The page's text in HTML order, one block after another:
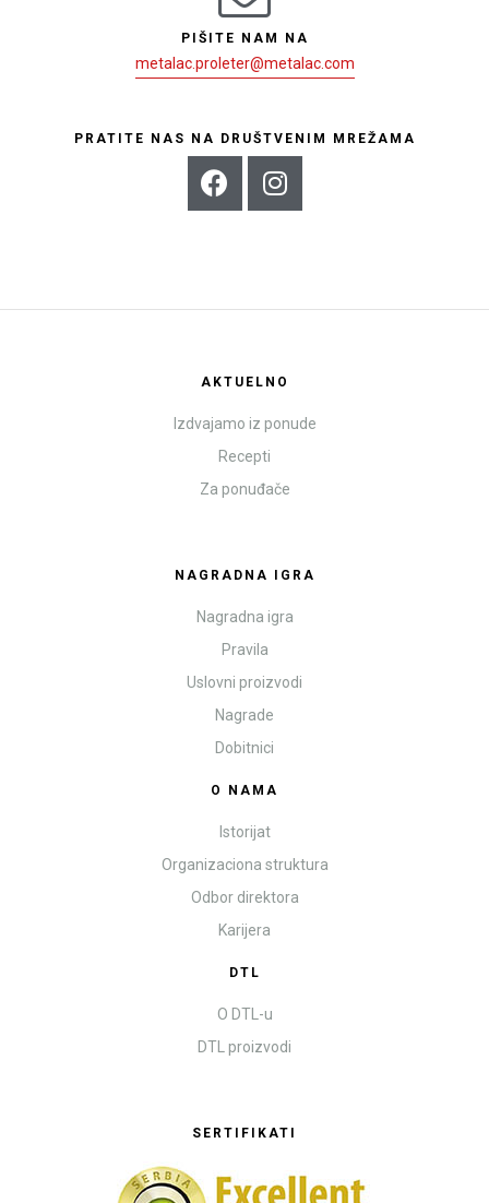
PIŠITE NAM NA
metalac.proleter@metalac.com
PRATITE NAS NA DRUŠTVENIM MREŽAMA
AKTUELNO
Izdvajamo iz ponude
Recepti
Za ponuđače
NAGRADNA IGRA
Nagradna igra
Pravila
Uslovni proizvodi
Nagrade
Dobitnici
O NAMA
Istorijat
Organizaciona struktura
Odbor direktora
Karijera
DTL
O DTL-u
DTL proizvodi
SERTIFIKATI